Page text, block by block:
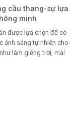
cầu thang-sự lựa
minh
được lựa chọn để có
ánh sáng tự nhiên cho
làm giếng trời, mái